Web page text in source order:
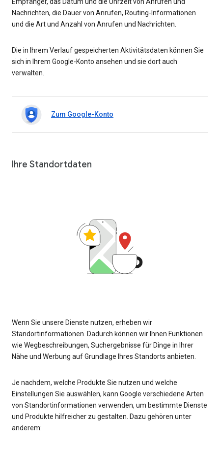
Empfänger, das Datum und die Uhrzeit von Anrufen und
Nachrichten, die Dauer von Anrufen, Routing-Informationen
und die Art und Anzahl von Anrufen und Nachrichten.
Die in Ihrem Verlauf gespeicherten Aktivitätsdaten können Sie
sich in Ihrem Google-Konto ansehen und sie dort auch
verwalten.
Zum Google-Konto
Ihre Standortdaten
Wenn Sie unsere Dienste nutzen, erheben wir
Standortinformationen. Dadurch können wir Ihnen Funktionen
wie Wegbeschreibungen, Suchergebnisse für Dinge in Ihrer
Nähe und Werbung auf Grundlage Ihres Standorts anbieten.
Je nachdem, welche Produkte Sie nutzen und welche
Einstellungen Sie auswählen, kann Google verschiedene Arten
von Standortinformationen verwenden, um bestimmte Dienste
und Produkte hilfreicher zu gestalten. Dazu gehören unter
anderem: